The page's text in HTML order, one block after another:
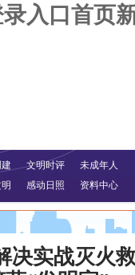
入口首页
文明时评
未成年人
感动日照 资料中心
决实战灭火